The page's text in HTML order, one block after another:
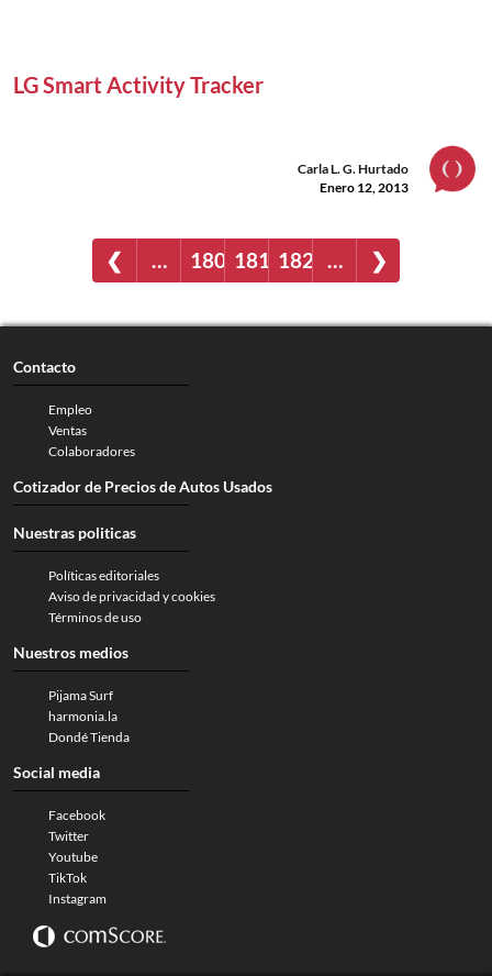
LG Smart Activity Tracker
Carla L. G. Hurtado
Enero 12, 2013
❮ … 180 181 182 … ❯
Contacto
Empleo
Ventas
Colaboradores
Cotizador de Precios de Autos Usados
Nuestras politicas
Políticas editoriales
Aviso de privacidad y cookies
Términos de uso
Nuestros medios
Pijama Surf
harmonia.la
Dondé Tienda
Social media
Facebook
Twitter
Youtube
TikTok
Instagram